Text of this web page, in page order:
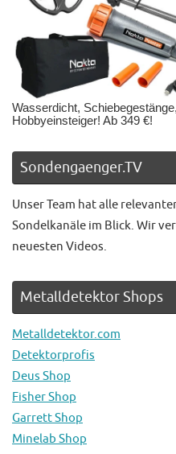
Wasserdicht,
Hobbyeinsteiger! Ab 349 €!
Sondengaenger.TV
Unser Team hat alle
Sondelkanäle im Blick. Wir
neuesten Videos.
Metalldetektor Shops
Metalldetektor.com
Detektorprofis
Deus Shop
Fisher Shop
Garrett Shop
Minelab Shop